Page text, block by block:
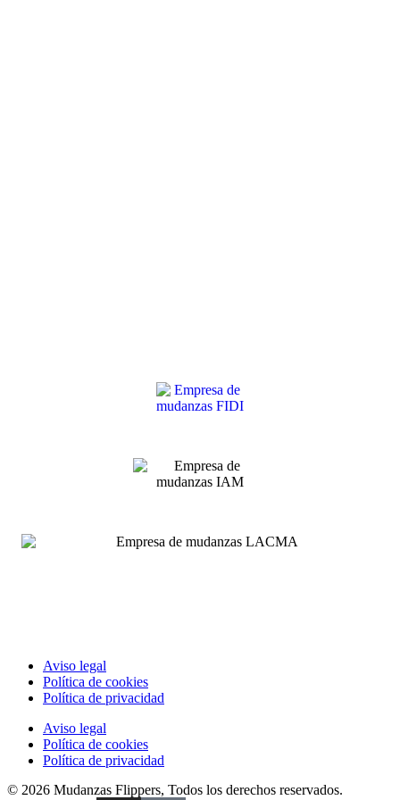
Aviso legal
Política de cookies
Política de privacidad
Aviso legal
Política de cookies
Política de privacidad
© 2026 Mudanzas Flippers, Todos los derechos reservados.